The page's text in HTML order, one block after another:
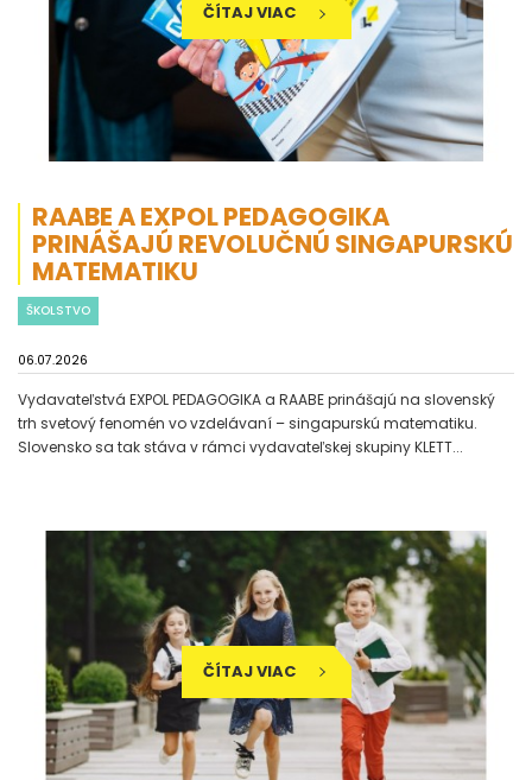
ČÍTAJ VIAC
RAABE A EXPOL PEDAGOGIKA
PRINÁŠAJÚ REVOLUČNÚ SINGAPURSKÚ
MATEMATIKU
ŠKOLSTVO
06.07.2026
Vydavateľstvá EXPOL PEDAGOGIKA a RAABE prinášajú na slovenský
trh svetový fenomén vo vzdelávaní – singapurskú matematiku.
Slovensko sa tak stáva v rámci vydavateľskej skupiny KLETT...
ČÍTAJ VIAC